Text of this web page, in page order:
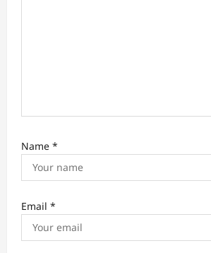
Name *
Email *